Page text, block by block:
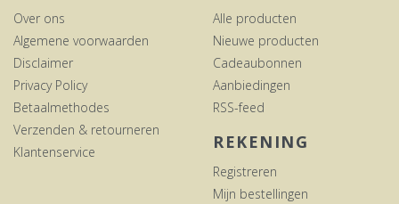
Over ons
Algemene voorwaarden
Disclaimer
Privacy Policy
Betaalmethodes
Verzenden & retourneren
Klantenservice
Alle producten
Nieuwe producten
Cadeaubonnen
Aanbiedingen
RSS-feed
REKENING
Registreren
Mijn bestellingen